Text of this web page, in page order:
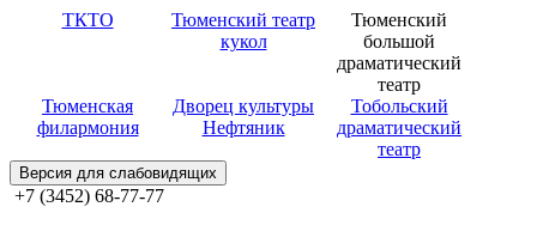
ТКТО
Тюменский театр
кукол
Тюменский
большой
драматический
театр
Тюменская
филармония
Дворец культуры
Нефтяник
Тобольский
драматический
театр
Версия для слабовидящих
+7 (3452) 68-77-77